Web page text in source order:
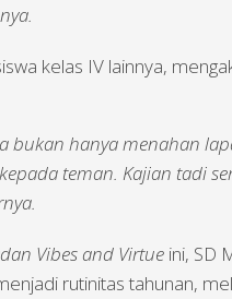
kelas IV lainnya,
bukan hanya menahan
teman. Kajian tadi
Vibes and Virtue ini, SD
rutinitas tahunan,